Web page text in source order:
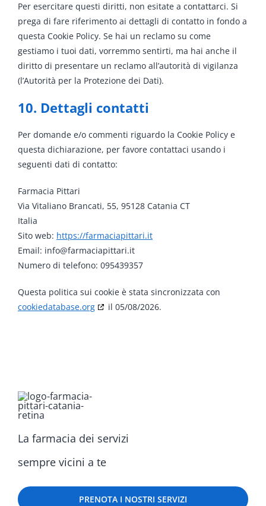
Per esercitare questi diritti, non esitate a contattarci. Si
prega di fare riferimento ai dettagli di contatto in fondo a
questa Cookie Policy. Se hai un reclamo su come
gestiamo i tuoi dati, vorremmo sentirti, ma hai anche il
diritto di presentare un reclamo all’autorità di vigilanza
(l’Autorità per la Protezione dei Dati).
10. Dettagli contatti
Per domande e/o commenti riguardo la Cookie Policy e
questa dichiarazione, per favore contattaci usando i
seguenti dati di contatto:
Farmacia Pittari
Via Vitaliano Brancati, 55, 95128 Catania CT
Italia
Sito web: https://farmaciapittari.it
Email: info@farmaciapittari.it
Numero di telefono: 095439357
Questa politica sui cookie è stata sincronizzata con
cookiedatabase.org
il 05/08/2026.
La farmacia dei servizi
sempre vicini a te
PRENOTA I NOSTRI SERVIZI